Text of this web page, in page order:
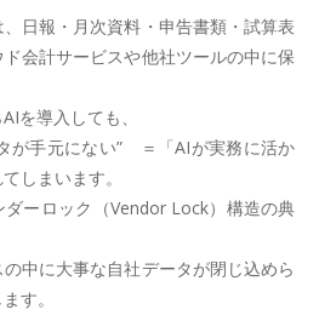
日報・月次資料・申告書類・試算表
会計サービスや他社ツールの中に保
を導入しても、
が手元にない” ＝「AIが実務に活か
しまいます。
ダーロック（Vendor Lock）構造の典
中に大事な自社データが閉じ込めら
す。